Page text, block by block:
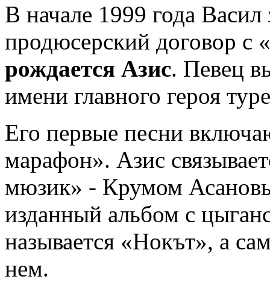
В начале 1999 года
продюсерский договор с
рождается Азис. Певец
имени главного героя
Его первые песни
марафон». Азис
мюзик» - Крумом
изданный альбом с
называется «Нокът», а
нем.